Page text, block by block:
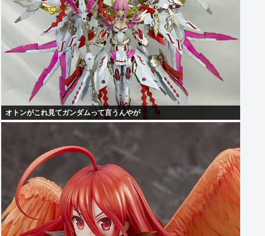
オトンがこれ見てガンダムって言うんやが